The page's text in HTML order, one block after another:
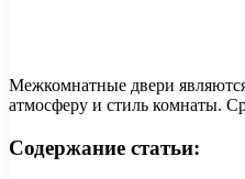
Межкомнатные двери
атмосферу и стиль комнаты.
Содержание статьи: